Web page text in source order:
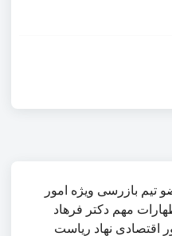
تيم بازرسی ويژه امور
مهم دکتر فرهاد
اقتصادی نهاد ریاست